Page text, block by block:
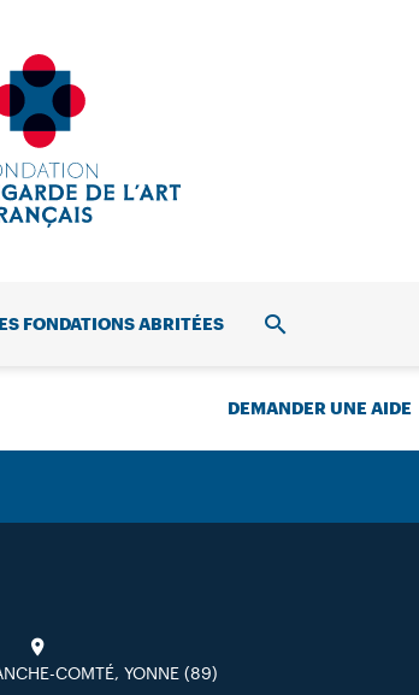
FONDATIONS ABRITÉES RECHERCHE
DEMANDER UNE AIDE
COMTÉ, YONNE (89)